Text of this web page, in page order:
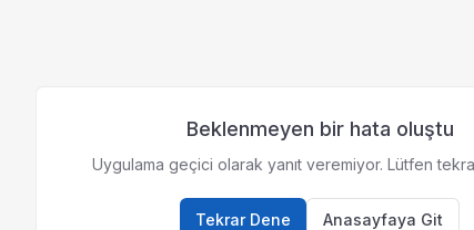
Beklenmeyen bir hata oluştu
Uygulama geçici olarak yanıt veremiyor. Lütfen
Tekrar Dene Anasayfaya Git